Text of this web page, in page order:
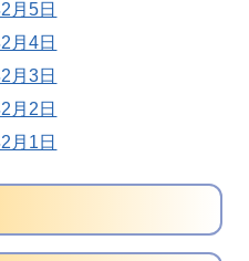
月5日
月4日
月3日
月2日
月1日